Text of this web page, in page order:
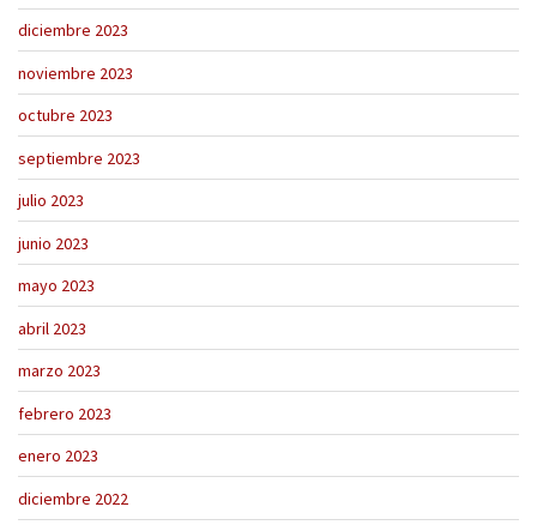
diciembre 2023
noviembre 2023
octubre 2023
septiembre 2023
julio 2023
junio 2023
mayo 2023
abril 2023
marzo 2023
febrero 2023
enero 2023
diciembre 2022